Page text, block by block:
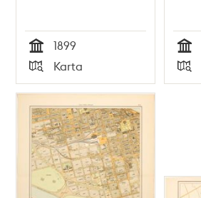
Tid
1899
Typ
Karta Tid
Typ